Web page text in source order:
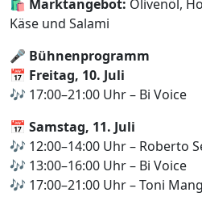
🛍️ Marktangebot: Olivenöl,
Käse und Salami
🎤 Bühnenprogramm
📅 Freitag, 10. Juli
🎶 17:00–21:00 Uhr – Bi Voice
📅 Samstag, 11. Juli
🎶 12:00–14:00 Uhr – Roberto
🎶 13:00–16:00 Uhr – Bi Voice
🎶 17:00–21:00 Uhr – Toni